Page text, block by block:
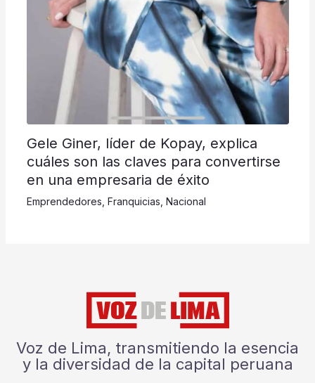
Gele Giner, líder de Kopay, explica
cuáles son las claves para convertirse
en una empresaria de éxito
Emprendedores Franquicias Nacional
Voz de Lima, transmitiendo la esencia
y la diversidad de la capital peruana